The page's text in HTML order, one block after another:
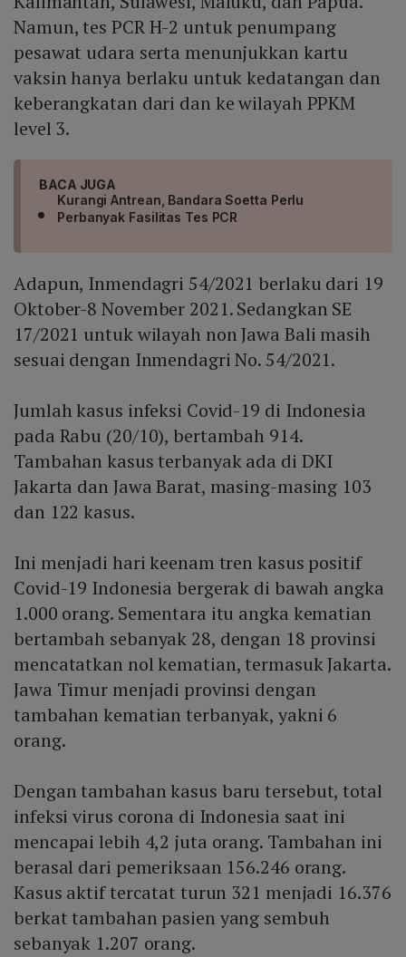
Namun, tes PCR H-2 untuk penumpang
pesawat udara serta menunjukkan kartu
vaksin hanya berlaku untuk kedatangan dan
keberangkatan dari dan ke wilayah PPKM
level 3.
BACA JUGA
Kurangi Antrean, Bandara Soetta Perlu
Perbanyak Fasilitas Tes PCR
Adapun, Inmendagri 54/2021 berlaku dari 19
Oktober-8 November 2021. Sedangkan SE
17/2021 untuk wilayah non Jawa Bali masih
sesuai dengan Inmendagri No. 54/2021.
Jumlah kasus infeksi Covid-19 di Indonesia
pada Rabu (20/10), bertambah 914.
Tambahan kasus terbanyak ada di DKI
Jakarta dan Jawa Barat, masing-masing 103
dan 122 kasus.
Ini menjadi hari keenam tren kasus positif
Covid-19 Indonesia bergerak di bawah angka
1.000 orang. Sementara itu angka kematian
bertambah sebanyak 28, dengan 18 provinsi
mencatatkan nol kematian, termasuk Jakarta.
Jawa Timur menjadi provinsi dengan
tambahan kematian terbanyak, yakni 6
orang.
Dengan tambahan kasus baru tersebut, total
infeksi virus corona di Indonesia saat ini
mencapai lebih 4,2 juta orang. Tambahan ini
berasal dari pemeriksaan 156.246 orang.
Kasus aktif tercatat turun 321 menjadi 16.376
berkat tambahan pasien yang sembuh
sebanyak 1.207 orang.